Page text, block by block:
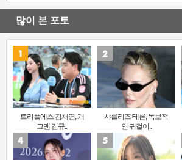
많이 본 포토
트리플에스 김채연, 개
그맨 김규..
샤를리즈 테론, 독보적
인 귀걸이..